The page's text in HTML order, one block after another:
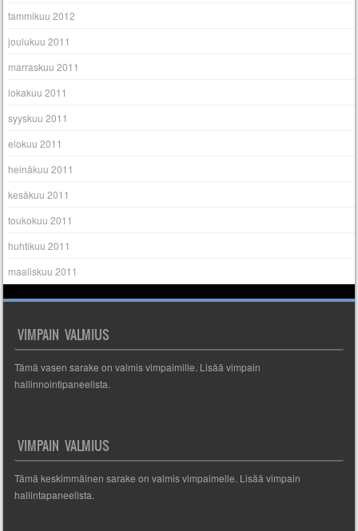
tammikuu 2012
joulukuu 2011
marraskuu 2011
lokakuu 2011
syyskuu 2011
elokuu 2011
heinäkuu 2011
kesäkuu 2011
toukokuu 2011
huhtikuu 2011
maaliskuu 2011
VIMPAIN VALMIUS
Tämä vasen sarake on valmis vimpaimille. Lisää vimpain
hallinnointipaneelista.
VIMPAIN VALMIUS
Tämä keskimmäinen sarake on valmis vimpaimelle. Lisää vimpain
hallintapaneelista.